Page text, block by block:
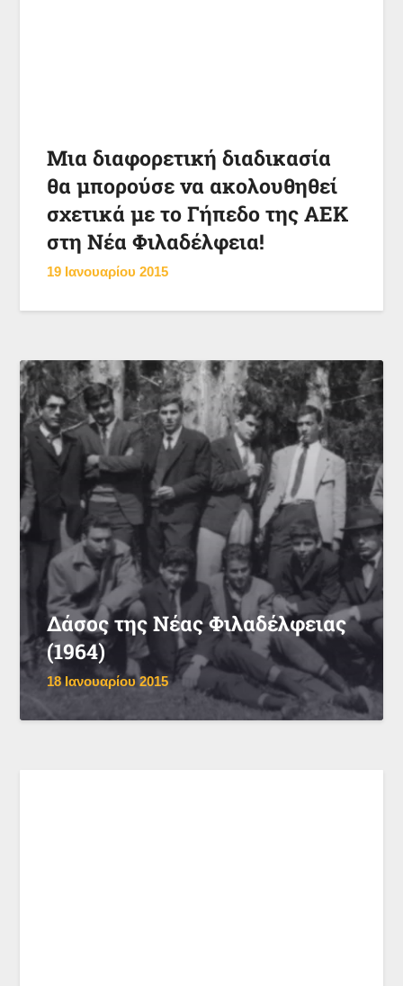
Μια διαφορετική διαδικασία
θα μπορούσε να ακολουθηθεί
σχετικά με το Γήπεδο της ΑΕΚ
στη Νέα Φιλαδέλφεια!
19 Ιανουαρίου 2015
Δάσος της Νέας Φιλαδέλφειας
(1964)
18 Ιανουαρίου 2015